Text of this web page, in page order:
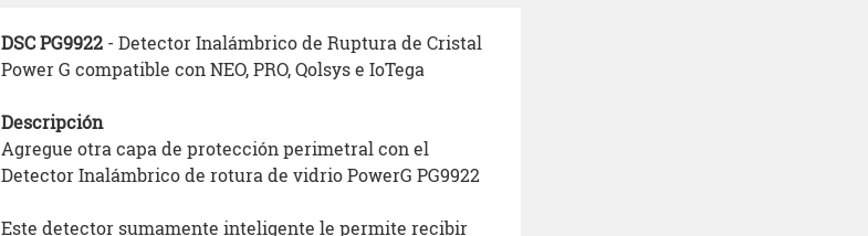
DSC PG9922 - Detector Inalámbrico de Ruptura de Cristal
Power G compatible con NEO, PRO, Qolsys e IoTega
Descripción
Agregue otra capa de protección perimetral con el
Detector Inalámbrico de rotura de vidrio PowerG PG9922
Este detector sumamente inteligente le permite recibir